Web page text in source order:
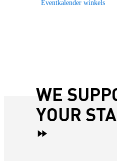
Eventkalender winkels
WE
YOUR